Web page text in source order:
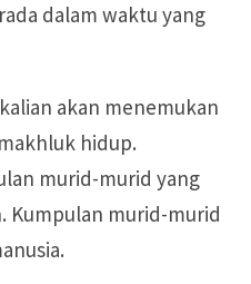
dalam waktu yang
akan menemukan
hidup.
murid-murid yang
Kumpulan murid-murid